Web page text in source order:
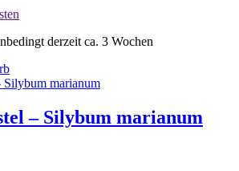
derzeit ca. 3 Wochen
– Silybum marianum